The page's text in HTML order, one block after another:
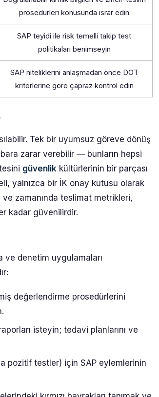
prosedürleri konusunda ısrar edin
SAP teyidi ile risk temelli takip test
politikaları benimseyin
SAP niteliklerini anlaşmadan önce DOT
kriterlerine göre çapraz kontrol edin
Tek bir uyumsuz göreve dönüş
zarar verebilir — bunların hepsi
güvenlik kültürlerinin bir parçası
yalnızca bir İK onay kutusu olarak
zamanında teslimat metrikleri,
kadar güvenilirdir.
ve denetim uygulamaları
değerlendirme prosedürlerini
isteyin; tedavi planlarını ve
pozitif testler) için SAP eylemlerinin